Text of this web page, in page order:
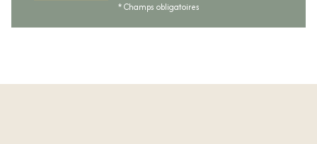
* Champs obligatoires